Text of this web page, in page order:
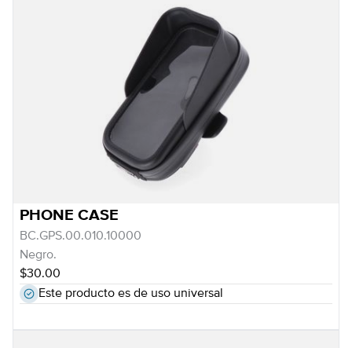
PHONE CASE
BC.GPS.00.010.10000
Negro.
$30.00
Este producto es de uso universal